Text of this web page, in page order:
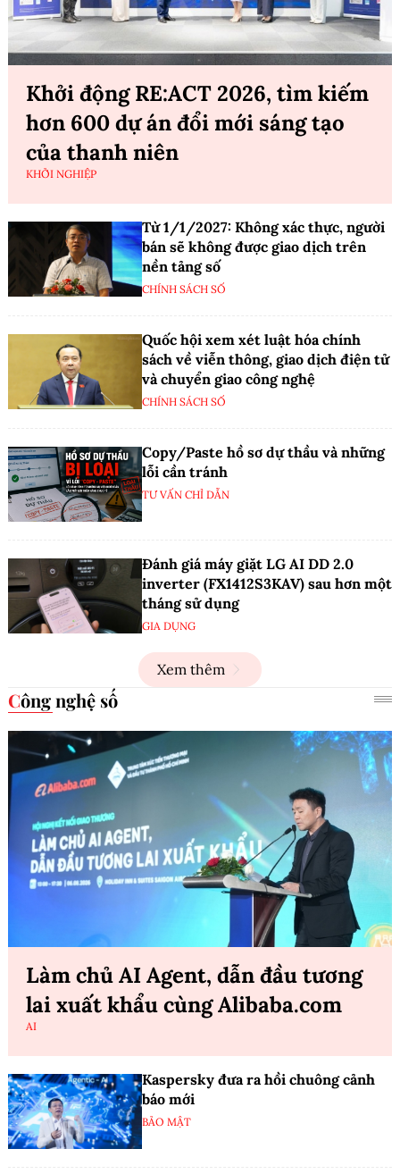
Khởi động RE:ACT 2026, tìm kiếm
hơn 600 dự án đổi mới sáng tạo
của thanh niên
KHỞI NGHIỆP
Từ 1/1/2027: Không xác thực, người
bán sẽ không được giao dịch trên
nền tảng số
CHÍNH SÁCH SỐ
Quốc hội xem xét luật hóa chính
sách về viễn thông, giao dịch điện tử
và chuyển giao công nghệ
CHÍNH SÁCH SỐ
Copy/Paste hồ sơ dự thầu và những
lỗi cần tránh
TƯ VẤN CHỈ DẪN
Đánh giá máy giặt LG AI DD 2.0
inverter (FX1412S3KAV) sau hơn một
tháng sử dụng
GIA DỤNG
Xem thêm
Công nghệ số
Làm chủ AI Agent, dẫn đầu tương
lai xuất khẩu cùng Alibaba.com
AI
Kaspersky đưa ra hồi chuông cảnh
báo mới
BẢO MẬT